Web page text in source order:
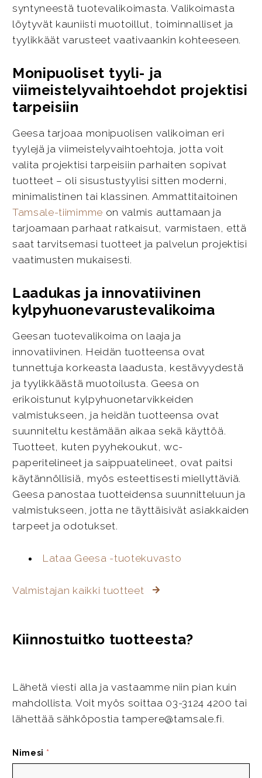
syntyneestä tuotevalikoimasta. Valikoimasta
löytyvät kauniisti muotoillut, toiminnalliset ja
tyylikkäät varusteet vaativaankin kohteeseen.
Monipuoliset tyyli- ja
viimeistelyvaihtoehdot projektisi
tarpeisiin
Geesa tarjoaa monipuolisen valikoiman eri
tyylejä ja viimeistelyvaihtoehtoja, jotta voit
valita projektisi tarpeisiin parhaiten sopivat
tuotteet – oli sisustustyylisi sitten moderni,
minimalistinen tai klassinen. Ammattitaitoinen
Tamsale-tiimimme on valmis auttamaan ja
tarjoamaan parhaat ratkaisut, varmistaen, että
saat tarvitsemasi tuotteet ja palvelun projektisi
vaatimusten mukaisesti.
Laadukas ja innovatiivinen
kylpyhuonevarustevalikoima
Geesan tuotevalikoima on laaja ja
innovatiivinen. Heidän tuotteensa ovat
tunnettuja korkeasta laadusta, kestävyydestä
ja tyylikkäästä muotoilusta. Geesa on
erikoistunut kylpyhuonetarvikkeiden
valmistukseen, ja heidän tuotteensa ovat
suunniteltu kestämään aikaa sekä käyttöä.
Tuotteet, kuten pyyhekoukut, wc-
paperitelineet ja saippuatelineet, ovat paitsi
käytännöllisiä, myös esteettisesti miellyttäviä.
Geesa panostaa tuotteidensa suunnitteluun ja
valmistukseen, jotta ne täyttäisivät asiakkaiden
tarpeet ja odotukset.
Lataa Geesa -tuotekuvasto
Valmistajan kaikki tuotteet
Kiinnostuitko tuotteesta?
Lähetä viesti alla ja vastaamme niin pian kuin
mahdollista. Voit myös soittaa 03-3124 4200 tai
lähettää sähköpostia tampere@tamsale.fi.
Nimesi *